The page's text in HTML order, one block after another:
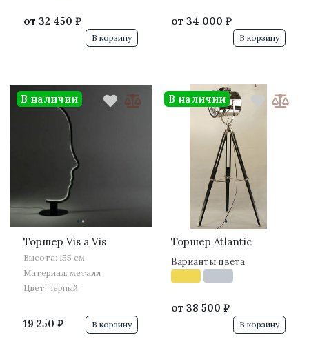
от 32 450 ₽
В корзину
от 34 000 ₽
В корзину
··
Торшер Vis a Vis
Высота: 155 см
Материал: металл
Цвет: черный
19 250 ₽
В наличии
В корзину
··
Торшер Atlantic
Варианты цвета
от 38 500 ₽
В наличии
В корзину